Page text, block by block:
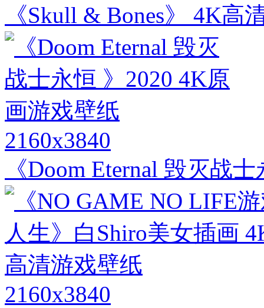
《Skull & Bones》 4K高
2160x3840
《Doom Eternal 毁灭战
2160x3840